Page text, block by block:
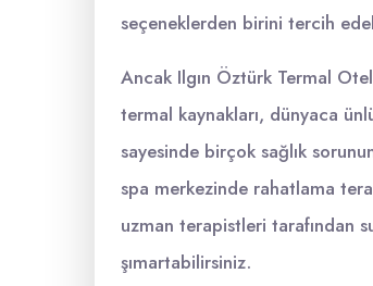
seçeneklerden birini tercih
Ancak Ilgın Öztürk Termal
termal kaynakları, dünyaca
sayesinde birçok sağlık
spa merkezinde rahatlama
uzman terapistleri tarafından
şımartabilirsiniz.